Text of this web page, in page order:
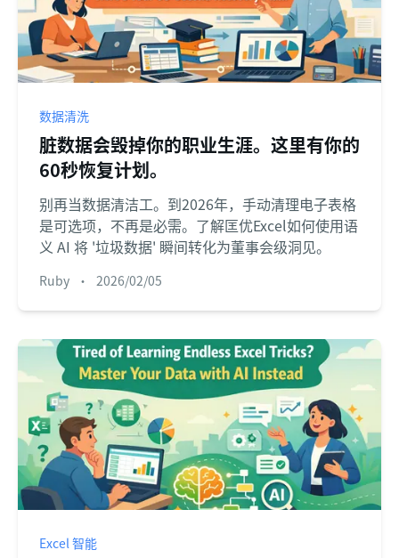
数据清洗
脏数据会毁掉你的职业生涯。这里有你的
60秒恢复计划。
别再当数据清洁工。到2026年，手动清理电子表格
是可选项，不再是必需。了解匡优Excel如何使用语
义 AI 将 '垃圾数据' 瞬间转化为董事会级洞见。
Ruby • 2026/02/05
Excel 智能